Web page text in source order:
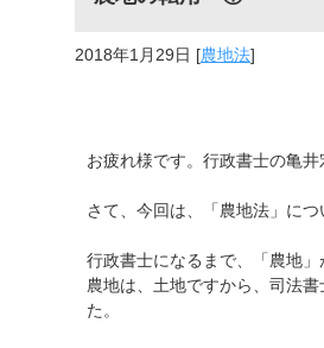
2018年1月29日 [農地法]
お疲れ様です。行政書士の亀井
さて、今回は、「農地法」につ
行政書士になるまで、「農地」
農地は、土地ですから、司法
た。